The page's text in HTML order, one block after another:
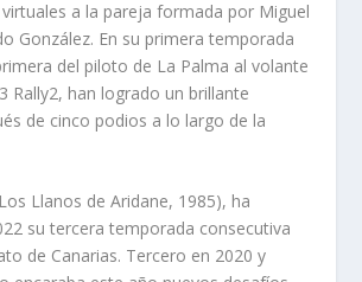
a la pareja formada por Miguel
González. En su primera temporada
del piloto de La Palma al volante
Rally2, han logrado un brillante
de cinco podios a lo largo de la
Llanos de Aridane, 1985), ha
su tercera temporada consecutiva
de Canarias. Tercero en 2020 y